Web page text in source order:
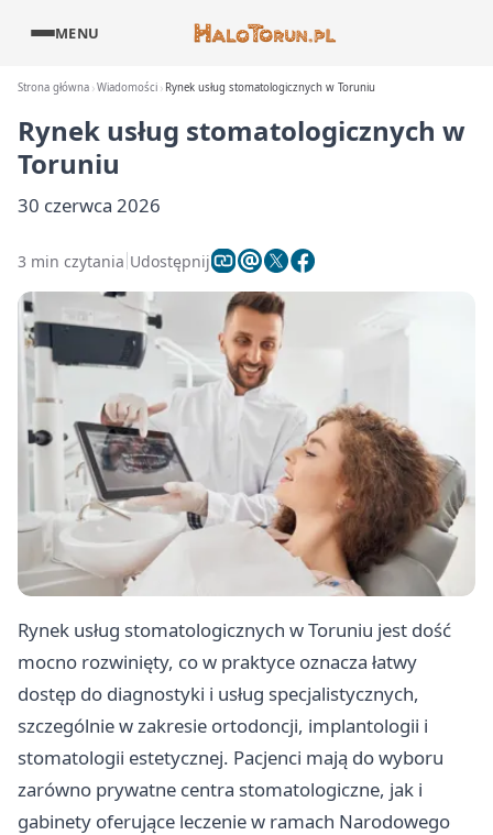
MENU
Strona główna Wiadomości Rynek usług stomatologicznych w Toruniu
Rynek usług stomatologicznych w
Toruniu
30 czerwca 2026
3 min czytania Udostępnij
Rynek usług stomatologicznych w Toruniu jest dość
mocno rozwinięty, co w praktyce oznacza łatwy
dostęp do diagnostyki i usług specjalistycznych,
szczególnie w zakresie ortodoncji, implantologii i
stomatologii estetycznej. Pacjenci mają do wyboru
zarówno prywatne centra stomatologiczne, jak i
gabinety oferujące leczenie w ramach Narodowego